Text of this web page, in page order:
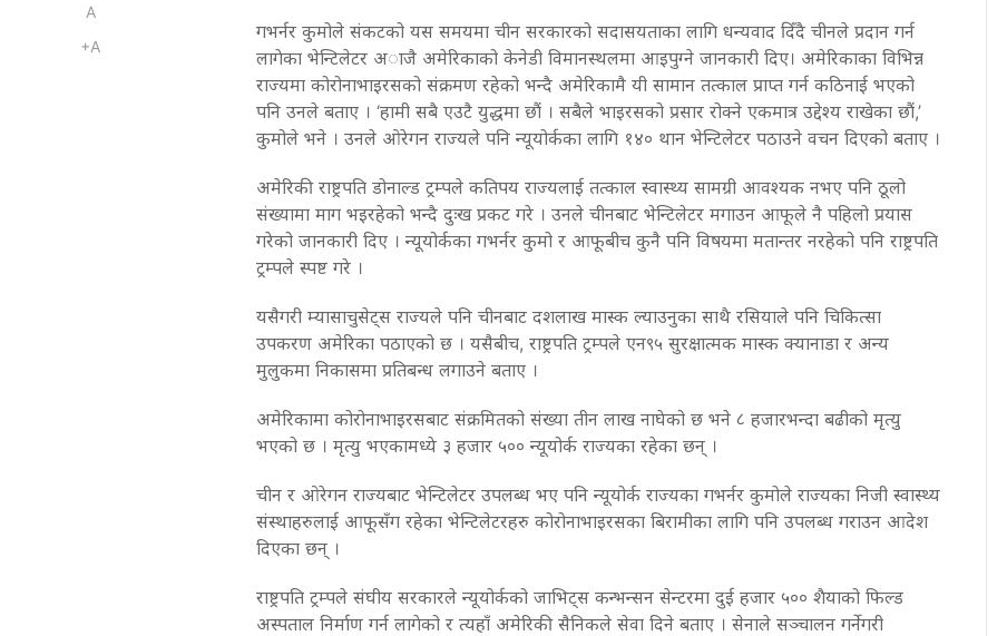
A
+A
गभर्नर कुमोले संकटको यस समयमा चीन सरकारको सदासयताका लागि धन्यवाद दिँदै चीनले प्रदान गर्न
लागेका भेन्टिलेटर अाजै अमेरिकाको केनेडी विमानस्थलमा आइपुग्ने जानकारी दिए। अमेरिकाका विभिन्न
राज्यमा कोरोनाभाइरसको संक्रमण रहेको भन्दै अमेरिकामै यी सामान तत्काल प्राप्त गर्न कठिनाई भएको
पनि उनले बताए । ‘हामी सबै एउटै युद्धमा छौं । सबैले भाइरसको प्रसार रोक्ने एकमात्र उद्देश्य राखेका छौं,’
कुमोले भने । उनले ओरेगन राज्यले पनि न्यूयोर्कका लागि १४० थान भेन्टिलेटर पठाउने वचन दिएको बताए ।
अमेरिकी राष्ट्रपति डोनाल्ड ट्रम्पले कतिपय राज्यलाई तत्काल स्वास्थ्य सामग्री आवश्यक नभए पनि ठूलो
संख्यामा माग भइरहेको भन्दै दुःख प्रकट गरे । उनले चीनबाट भेन्टिलेटर मगाउन आफूले नै पहिलो प्रयास
गरेको जानकारी दिए । न्यूयोर्कका गभर्नर कुमो र आफूबीच कुनै पनि विषयमा मतान्तर नरहेको पनि राष्ट्रपति
ट्रम्पले स्पष्ट गरे ।
यसैगरी म्यासाचुसेट्स राज्यले पनि चीनबाट दशलाख मास्क ल्याउनुका साथै रसियाले पनि चिकित्सा
उपकरण अमेरिका पठाएको छ । यसैबीच, राष्ट्रपति ट्रम्पले एन९५ सुरक्षात्मक मास्क क्यानाडा र अन्य
मुलुकमा निकासमा प्रतिबन्ध लगाउने बताए ।
अमेरिकामा कोरोनाभाइरसबाट संक्रमितको संख्या तीन लाख नाघेको छ भने ८ हजारभन्दा बढीको मृत्यु
भएको छ । मृत्यु भएकामध्ये ३ हजार ५०० न्यूयोर्क राज्यका रहेका छन् ।
चीन र ओरेगन राज्यबाट भेन्टिलेटर उपलब्ध भए पनि न्यूयोर्क राज्यका गभर्नर कुमोले राज्यका निजी स्वास्थ्य
संस्थाहरुलाई आफूसँग रहेका भेन्टिलेटरहरु कोरोनाभाइरसका बिरामीका लागि पनि उपलब्ध गराउन आदेश
दिएका छन् ।
राष्ट्रपति ट्रम्पले संघीय सरकारले न्यूयोर्कको जाभिट्स कन्भन्सन सेन्टरमा दुई हजार ५०० शैयाको फिल्ड
अस्पताल निर्माण गर्न लागेको र त्यहाँ अमेरिकी सैनिकले सेवा दिने बताए । सेनाले सञ्चालन गर्नेगरी